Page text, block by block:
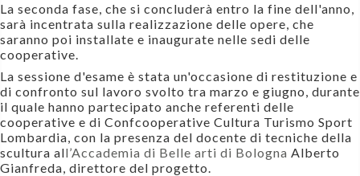
La seconda fase, che si concluderà entro la fine dell'anno,
sarà incentrata sulla realizzazione delle opere, che
saranno poi installate e inaugurate nelle sedi delle
cooperative.
La sessione d'esame è stata un'occasione di restituzione e
di confronto sul lavoro svolto tra marzo e giugno, durante
il quale hanno partecipato anche referenti delle
cooperative e di Confcooperative Cultura Turismo Sport
Lombardia, con la presenza del docente di tecniche della
scultura all’Accademia di Belle arti di Bologna Alberto
Gianfreda, direttore del progetto.